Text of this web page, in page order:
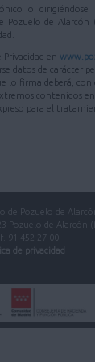
o dirigiéndose
de Alarcón
en
datos de carácter
lo firma deberá, con
contenidos
para el
de Pozuelo de
Pozuelo de Alarcón
91 452 27 00
de privacidad